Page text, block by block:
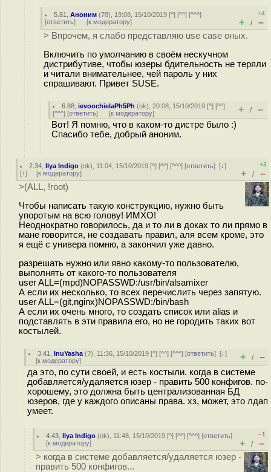
5.81 ,Аноним (78), 19:08, 15/10/2019 [^] [^^] [^^^]
[ответить] [к модератору]
+4
+ / –
> Впрочем, я слабо представляю use case оных.
Включить по умолчанию в своём нескучном
дистрибутиве, чтобы юзеры бдительность не теряли
и читали внимательнее, чей пароль у них
спрашивают. Привет SUSE.
6.88 ,ievoochielaPh5Ph (ok), 20:08, 15/10/2019 [^] [^^]
[^^^] [ответить] [к модератору] + / –
Вот! Я помню, что в каком-то дистре было :)
Спасибо тебе, добрый аноним.
2.34 ,Ilya Indigo (ok), 11:04, 15/10/2019 [^] [^^] [^^^] [ответить][↓]
[↑] [к модератору]
+3
+ / –
>(ALL, !root)
Чтобы написать такую конструкцию, нужно быть
упоротым на всю голову! ИМХО!
Неоднократно говорилось, да и то ли в доках то ли прямо в
мане говорится, не создавать правил, аля всем кроме, это
я ещё с универа помню, а закончил уже давно.
разрешать нужно или явно какому-то пользователю,
выполнять от какого-то пользователя
user ALL=(mpd)NOPASSWD:/usr/bin/alsamixer
А если их несколько, то всех перечислить через запятую.
user ALL=(git,nginx)NOPASSWD:/bin/bash
А если их очень много, то создать список или alias и
подставлять в эти правила его, но не городить таких вот
костылей.
3.41 ,InuYasha (?), 11:36, 15/10/2019 [^] [^^] [^^^] [ответить][↓]
[к модератору] + / –
да это, по сути своей, и есть костыли. когда в системе
добавляется/удаляется юзер - править 500 конфигов. по-
хорошему, это должна быть централизованная БД
юзеров, где у каждого описаны права. хз, может, это лдап
умеет.
4.43 ,Ilya Indigo (ok), 11:48, 15/10/2019 [^] [^^] [^^^] [ответить]
[к модератору]
–1
+ / –
> когда в системе добавляется/удаляется юзер -
править 500 конфигов...